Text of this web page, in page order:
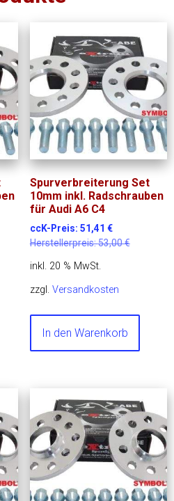
Spurverbreiterung Set
10mm inkl. Radschrauben
für Audi A6 C4
ccK-Preis: 51,41 €
Herstellerpreis:53,00€
inkl. 20 % MwSt.
zzgl. Versandkosten
In den Warenkorb